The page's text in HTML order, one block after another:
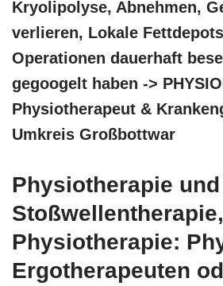
Kryolipolyse, Abnehmen,
verlieren, Lokale
Operationen dauerhaft
gegoogelt haben ->
Physiotherapeut &
Umkreis Großbottwar
Physiotherapie
Stoßwellentherapie,
Physiotherapie:
Ergotherapeuten